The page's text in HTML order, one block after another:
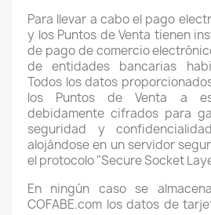
Para llevar a cabo el pago
y los Puntos de Venta tienen
de pago de comercio
de entidades bancarias
Todos los datos
los Puntos de Venta a
debidamente cifrados para
seguridad y
alojándose en un servidor
el protocolo "Secure Socket
En ningún caso se
COFABE.com los datos de